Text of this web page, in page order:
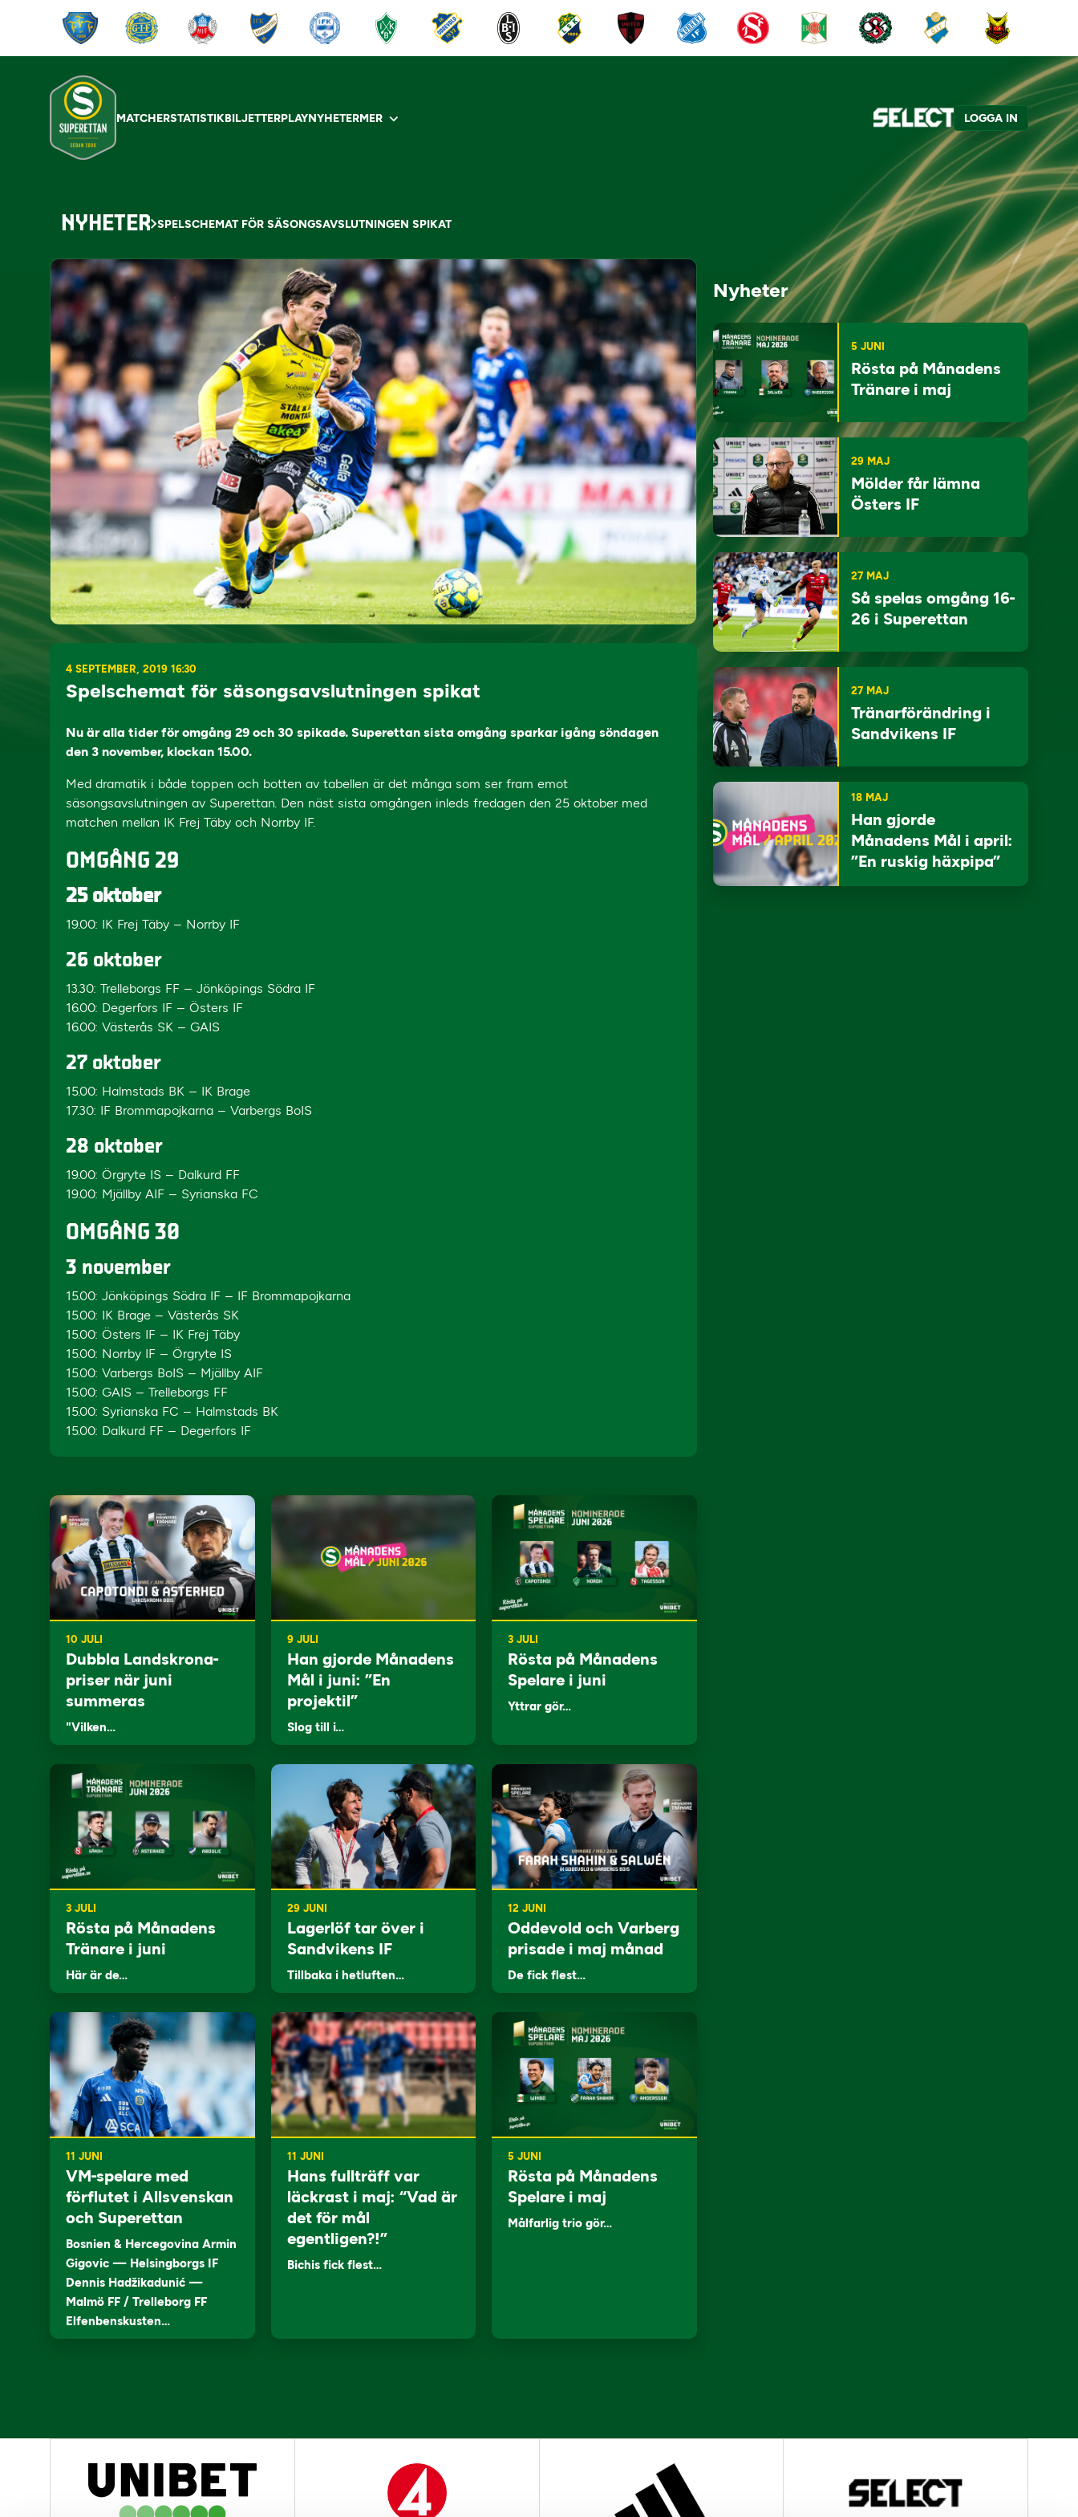
MATCHERSTATISTIKBILJETTERPLAYNYHETERMER LOGGA IN
NYHETER SPELSCHEMAT FÖR SÄSONGSAVSLUTNINGEN SPIKAT
4 SEPTEMBER, 2019 16:30
Spelschemat för säsongsavslutningen spikat
Nu är alla tider för omgång 29 och 30 spikade. Superettan sista omgång sparkar igång söndagen
den 3 november, klockan 15.00.
Med dramatik i både toppen och botten av tabellen är det många som ser fram emot
säsongsavslutningen av Superettan. Den näst sista omgången inleds fredagen den 25 oktober med
matchen mellan IK Frej Täby och Norrby IF.
OMGÅNG 29
25 oktober
19.00: IK Frej Täby – Norrby IF
26 oktober
13.30: Trelleborgs FF – Jönköpings Södra IF
16.00: Degerfors IF – Östers IF
16.00: Västerås SK – GAIS
27 oktober
15.00: Halmstads BK – IK Brage
17.30: IF Brommapojkarna – Varbergs BoIS
28 oktober
19.00: Örgryte IS – Dalkurd FF
19.00: Mjällby AIF – Syrianska FC
OMGÅNG 30
3 november
15.00: Jönköpings Södra IF – IF Brommapojkarna
15.00: IK Brage – Västerås SK
15.00: Östers IF – IK Frej Täby
15.00: Norrby IF – Örgryte IS
15.00: Varbergs BoIS – Mjällby AIF
15.00: GAIS – Trelleborgs FF
15.00: Syrianska FC – Halmstads BK
15.00: Dalkurd FF – Degerfors IF
10 JULI
Dubbla Landskrona-
priser när juni
summeras
"Vilken…
9 JULI
Han gjorde Månadens
Mål i juni: ”En
projektil”
Slog till i…
3 JULI
Rösta på Månadens
Spelare i juni
Yttrar gör…
3 JULI
Rösta på Månadens
Tränare i juni
Här är de…
29 JUNI
Lagerlöf tar över i
Sandvikens IF
Tillbaka i hetluften…
12 JUNI
Oddevold och Varberg
prisade i maj månad
De fick flest…
11 JUNI
VM-spelare med
förflutet i Allsvenskan
och Superettan
Bosnien & Hercegovina Armin
Gigovic — Helsingborgs IF
Dennis Hadžikadunić —
Malmö FF / Trelleborg FF
Elfenbenskusten…
11 JUNI
Hans fullträff var
läckrast i maj: “Vad är
det för mål
egentligen?!”
Bichis fick flest…
5 JUNI
Rösta på Månadens
Spelare i maj
Målfarlig trio gör…
Nyheter
5 JUNI
Rösta på Månadens
Tränare i maj
29 MAJ
Mölder får lämna
Östers IF
27 MAJ
Så spelas omgång 16-
26 i Superettan
27 MAJ
Tränarförändring i
Sandvikens IF
18 MAJ
Han gjorde
Månadens Mål i april:
”En ruskig häxpipa”